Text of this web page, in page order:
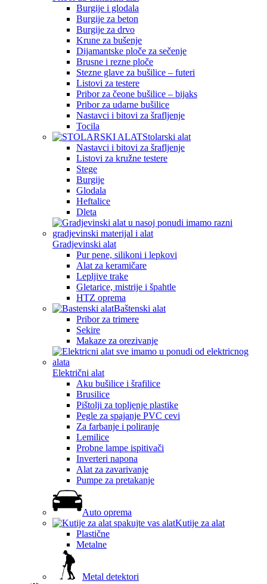
Burgije i glodala
Burgije za beton
Burgije za drvo
Krune za bušenje
Dijamantske ploče za sečenje
Brusne i rezne ploče
Stezne glave za bušilice – futeri
Listovi za testere
Pribor za čeone bušilice – bijaks
Pribor za udarne bušilice
Nastavci i bitovi za šrafljenje
Tocila
Stolarski alat
Nastavci i bitovi za šrafljenje
Listovi za kružne testere
Stege
Burgije
Glodala
Heftalice
Dleta
Gradjevinski alat
Pur pene, silikoni i lepkovi
Alat za keramičare
Lepljive trake
Gletarice, mistrije i špahtle
HTZ oprema
Baštenski alat
Pribor za trimere
Sekire
Makaze za orezivanje
Električni alat
Aku bušilice i šrafilice
Brusilice
Pištolji za topljenje plastike
Pegle za spajanje PVC cevi
Za farbanje i poliranje
Lemilice
Probne lampe ispitivači
Inverteri napona
Alat za zavarivanje
Pumpe za pretakanje
Auto oprema
Kutije za alat
Plastične
Metalne
Metal detektori